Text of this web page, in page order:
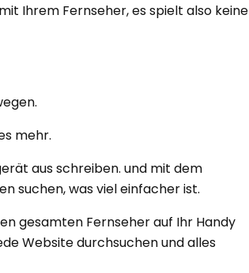
Ihrem Fernseher, es spielt also keine
mehr.
aus schreiben. und mit dem
suchen, was viel einfacher ist.
gesamten Fernseher auf Ihr Handy
Website durchsuchen und alles